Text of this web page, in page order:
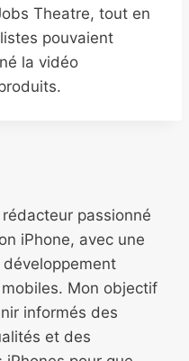
Theatre, tout en
pouvaient
la vidéo
passionné
iPhone, avec une
Mon objectif
informés des
et des